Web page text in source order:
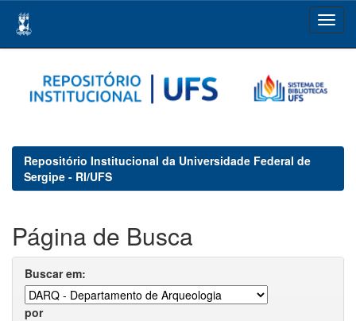
navigation
Repositório Institucional da Universidade Federal de
Sergipe - RI/UFS
Página de Busca
Buscar em:
por